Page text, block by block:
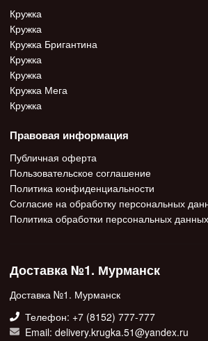
Кружка
Кружка
Кружка Бригантина
Кружка
Кружка
Кружка Мега
Кружка
Правовая информация
Публичная оферта
Пользовательское соглашение
Политика конфиденциальности
Согласие на обработку персональных
Политика обработки персональных данных
Доставка №1. Мурманск
Доставка №1. Мурманск
Телефон: +7 (8152) 777-777
Email: delivery.krugka.51@yandex.ru